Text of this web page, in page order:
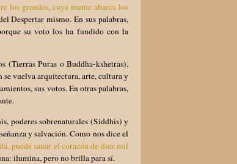
los grandes, cuya mente abarca los
Despertar mismo. En sus palabras,
su voto los ha fundido con la
(Tierras Puras o Buddha-kshetras),
se vuelva arquitectura, arte, cultura y
sus votos. En otras palabras,
poderes sobrenaturales (Siddhis) y
y salvación. Como nos dice el
puede sanar el corazón de diez mil
ilumina, pero no brilla para sí.